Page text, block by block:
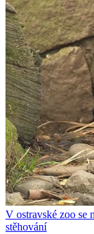
V ostravské zoo se
stěhování